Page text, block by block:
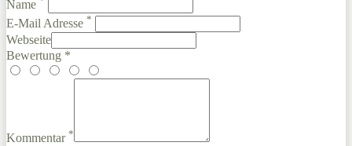
Name
E-Mail Adresse *
Webseite
Bewertung *
Kommentar *